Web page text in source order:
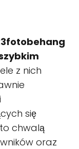
z nich
się
chwalą
oraz